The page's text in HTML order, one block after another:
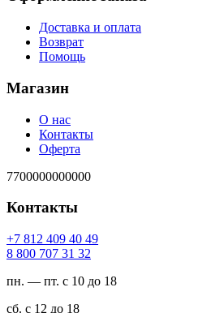
Доставка и оплата
Возврат
Помощь
Магазин
О нас
Контакты
Оферта
7700000000000
Контакты
94 04 904 218 7+
23 13 707 008 8
пн. — пт. с 10 до 18
сб. с 12 до 18